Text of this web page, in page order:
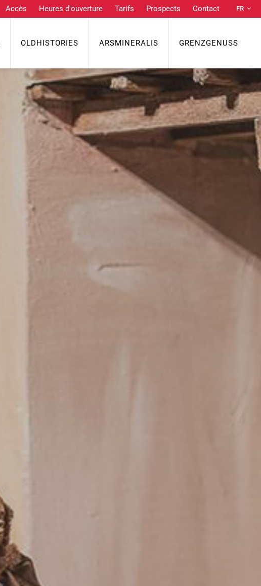
Accès Heures d'ouverture Tarifs Prospects Contact
FR
OLDHISTORIES ARSMINERALIS GRENZGENUSS